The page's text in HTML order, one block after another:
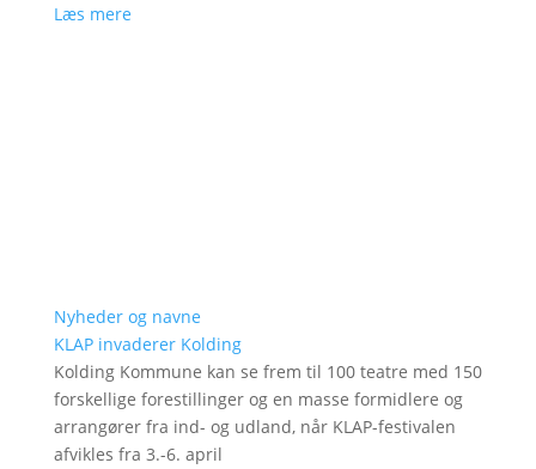
Læs mere
Nyheder og navne
KLAP invaderer Kolding
Kolding Kommune kan se frem til 100 teatre med 150
forskellige forestillinger og en masse formidlere og
arrangører fra ind- og udland, når KLAP-festivalen
afvikles fra 3.-6. april